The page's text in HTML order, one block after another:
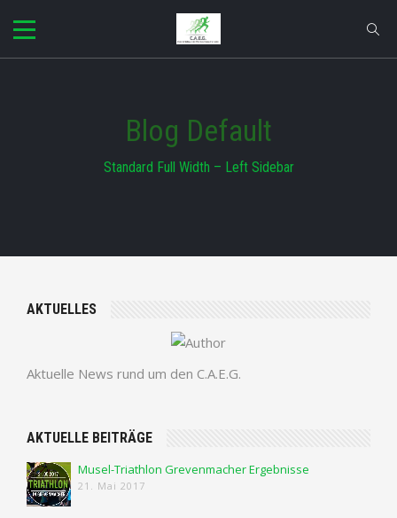
Blog Default
Standard Full Width – Left Sidebar
AKTUELLES
Aktuelle News rund um den C.A.E.G.
AKTUELLE BEITRÄGE
Musel-Triathlon Grevenmacher Ergebnisse
21. Mai 2017